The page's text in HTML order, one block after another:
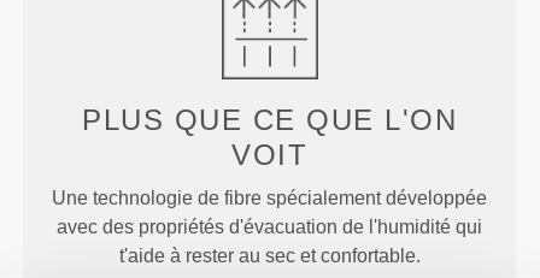
PLUS QUE CE QUE L'ON
VOIT
Une technologie de fibre spécialement développée
avec des propriétés d'évacuation de l'humidité qui
t'aide à rester au sec et confortable.